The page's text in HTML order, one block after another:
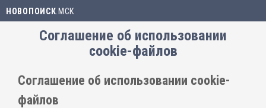
НОВОПОИСК .МСК
Соглашение об использовании
cookie-файлов
Соглашение об использовании cookie-
файлов